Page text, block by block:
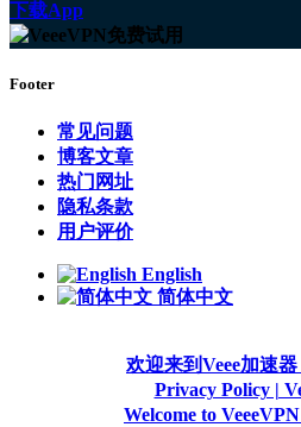
下载App
Footer
常见问题
博客文章
热门网址
隐私条款
用户评价
English
简体中文
欢迎来到Veee加速
Privacy Policy |
Welcome to